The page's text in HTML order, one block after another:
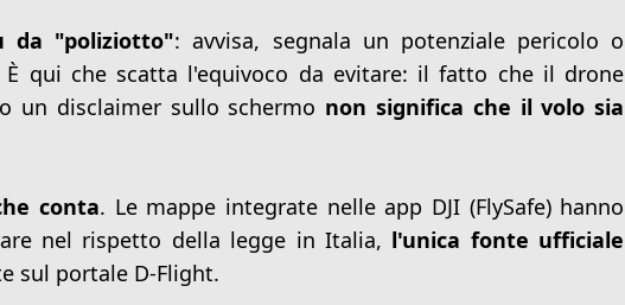
da "poliziotto": avvisa, segnala un potenziale pericolo o
qui che scatta l'equivoco da evitare: il fatto che il drone
un disclaimer sullo schermo non significa che il volo sia
conta. Le mappe integrate nelle app DJI (FlySafe) hanno
nel rispetto della legge in Italia, l'unica fonte ufficiale
sul portale D-Flight.